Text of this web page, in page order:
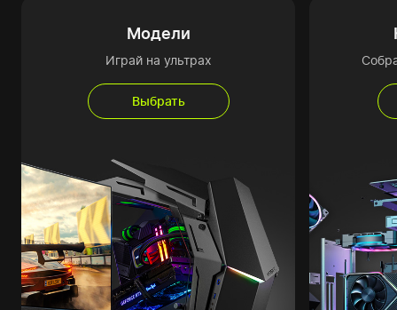
Модели
Играй на ультрах
Выбрать